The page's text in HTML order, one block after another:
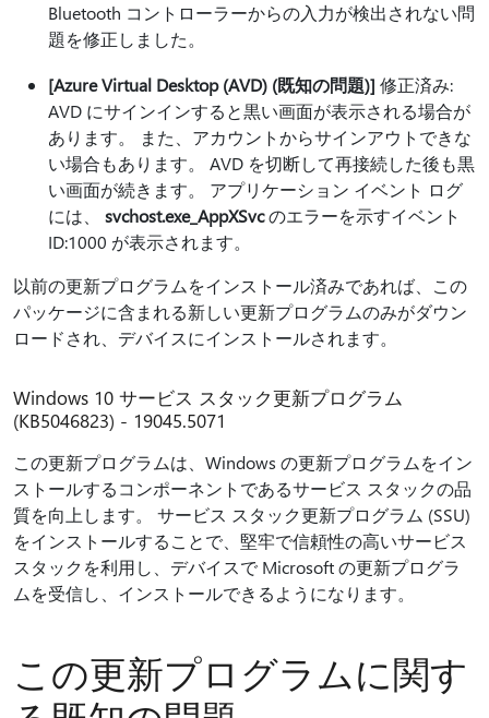
Bluetooth コントローラーからの入力が検出されない問
題を修正しました。
[Azure Virtual Desktop (AVD) (既知の問題)] 修正済み:
AVD にサインインすると黒い画面が表示される場合が
あります。 また、アカウントからサインアウトできな
い場合もあります。 AVD を切断して再接続した後も黒
い画面が続きます。 アプリケーション イベント ログ
には、 svchost.exe_AppXSvcのエラーを示すイベント
ID:1000 が表示されます。
以前の更新プログラムをインストール済みであれば、この
パッケージに含まれる新しい更新プログラムのみがダウン
ロードされ、デバイスにインストールされます。
Windows 10 サービス スタック更新プログラム
(KB5046823) - 19045.5071
この更新プログラムは、Windows の更新プログラムをイン
ストールするコンポーネントであるサービス スタックの品
質を向上します。 サービス スタック更新プログラム (SSU)
をインストールすることで、堅牢で信頼性の高いサービス
スタックを利用し、デバイスで Microsoft の更新プログラ
ムを受信し、インストールできるようになります。
この更新プログラムに関す